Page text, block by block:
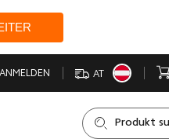
ANMELDEN AT